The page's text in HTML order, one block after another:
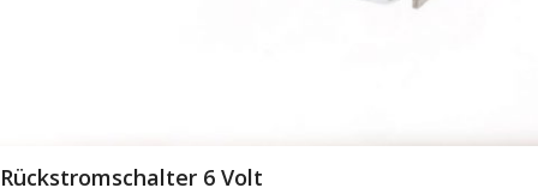
Rückstromschalter 6 Volt